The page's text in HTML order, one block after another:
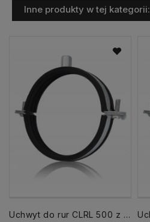
Inne produkty w tej kategorii:
Uchwyt do rur CLRL 500 z uszczelką